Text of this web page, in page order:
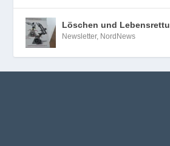
Löschen und
Newsletter, NordNews